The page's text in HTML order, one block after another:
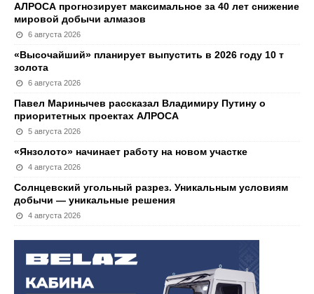
АЛРОСА прогнозирует максимальное за 40 лет снижение
мировой добычи алмазов
6 августа 2026
«Высочайший» планирует выпустить в 2026 году 10 т
золота
6 августа 2026
Павел Маринычев рассказал Владимиру Путину о
приоритетных проектах АЛРОСА
5 августа 2026
«Янзолото» начинает работу на новом участке
4 августа 2026
Солнцевский угольный разрез. Уникальным условиям
добычи — уникальные решения
4 августа 2026